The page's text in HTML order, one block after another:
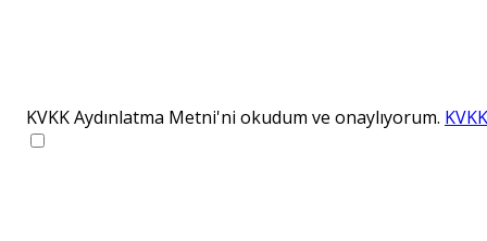
KVKK Aydınlatma Metni'ni okudum ve onaylıyorum. KVKK